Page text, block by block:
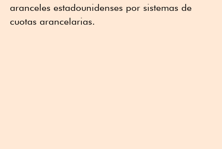
aranceles estadounidenses por sistemas de
cuotas arancelarias.